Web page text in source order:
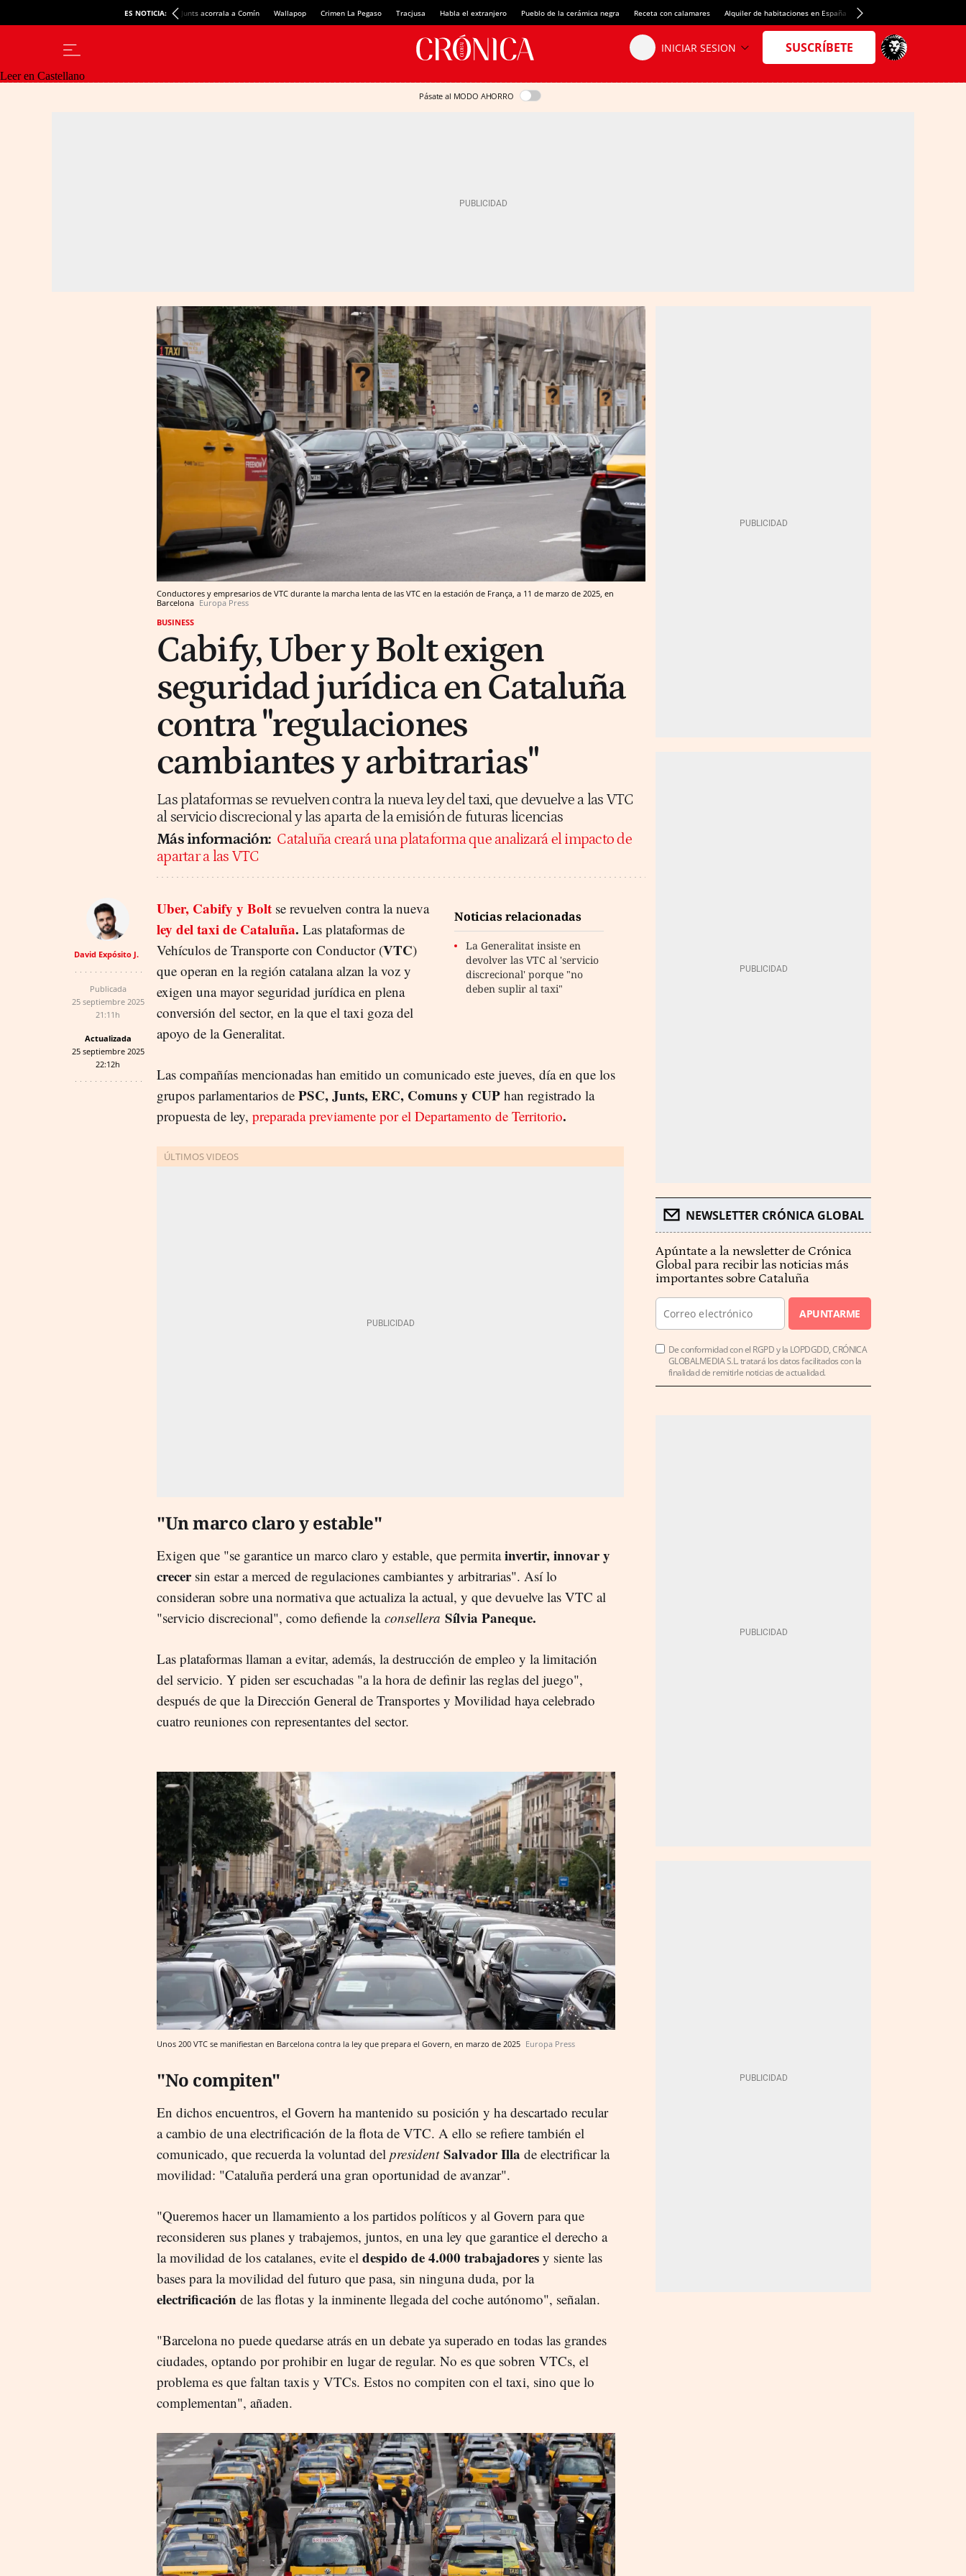
ES NOTICIA: Junts acorrala a Comín Wallapop Crimen La Pegaso Tracjusa Habla el extranjero Pueblo de la cerámica negra Receta con calamares Alquiler de habitaciones en España Crédito del Spotify Camp Nou
Leer en Castellano
Pásate al MODO AHORRO
Conductores y empresarios de VTC durante la marcha lenta de las VTC en la estación de França, a 11 de marzo de 2025, en
Barcelona Europa Press
BUSINESS
Cabify, Uber y Bolt exigen
seguridad jurídica en Cataluña
contra "regulaciones
cambiantes y arbitrarias"
Las plataformas se revuelven contra la nueva ley del taxi, que devuelve a las VTC
al servicio discrecional y las aparta de la emisión de futuras licencias
Más información: Cataluña creará una plataforma que analizará el impacto de
apartar a las VTC
David Expósito J.
Publicada
25 septiembre 2025
21:11h
Actualizada
25 septiembre 2025
22:12h
Noticias relacionadas
La Generalitat insiste en
devolver las VTC al 'servicio
discrecional' porque "no
deben suplir al taxi"
Uber, Cabify y Bolt se revuelven contra la nueva
ley del taxi de Cataluña. Las plataformas de
Vehículos de Transporte con Conductor (VTC)
que operan en la región catalana alzan la voz y
exigen una mayor seguridad jurídica en plena
conversión del sector, en la que el taxi goza del
apoyo de la Generalitat.
Las compañías mencionadas han emitido un comunicado este jueves, día en que los
grupos parlamentarios de PSC, Junts, ERC, Comuns y CUP han registrado la
propuesta de ley, preparada previamente por el Departamento de Territorio.
"Un marco claro y estable"
Exigen que "se garantice un marco claro y estable, que permitainvertir, innovar y
crecersin estar a merced de regulaciones cambiantes y arbitrarias". Así lo
consideran sobre una normativa que actualiza la actual, y que devuelve las VTC al
"servicio discrecional", como defiende la consellera Sílvia Paneque.
Las plataformas llaman a evitar, además, la destrucción de empleo y la limitación
del servicio. Y piden ser escuchadas "a la hora de definir las reglas del juego",
después de que la Dirección General de Transportes y Movilidad haya celebrado
cuatro reuniones con representantes del sector.
Unos 200 VTC se manifiestan en Barcelona contra la ley que prepara el Govern, en marzo de 2025 Europa Press
"No compiten"
En dichos encuentros, el Govern ha mantenido su posición y ha descartado recular
a cambio de una electrificación de la flota de VTC. A ello se refiere también el
comunicado, que recuerda la voluntad del president Salvador Illa de electrificar la
movilidad: "Cataluña perderá una gran oportunidad de avanzar".
"Queremos hacer un llamamiento a los partidos políticos y al Govern para que
reconsideren sus planes y trabajemos, juntos, en una ley que garantice el derecho a
la movilidad de los catalanes, evite el despido de 4.000 trabajadores y siente las
bases para la movilidad del futuro que pasa, sin ninguna duda, por la
electrificación de las flotas y la inminente llegada del coche autónomo", señalan.
"Barcelona no puede quedarse atrás en un debate ya superado en todas las grandes
ciudades, optando por prohibir en lugar de regular. No es que sobren VTCs, el
problema es que faltan taxis y VTCs. Estos no compiten con el taxi, sino que lo
complementan", añaden.
NEWSLETTER CRÓNICA GLOBAL
Apúntate a la newsletter de Crónica
Global para recibir las noticias más
importantes sobre Cataluña
APUNTARME
De conformidad con el RGPD y la LOPDGDD, CRÓNICA
GLOBALMEDIA S.L. tratará los datos facilitados con la
finalidad de remitirle noticias de actualidad.